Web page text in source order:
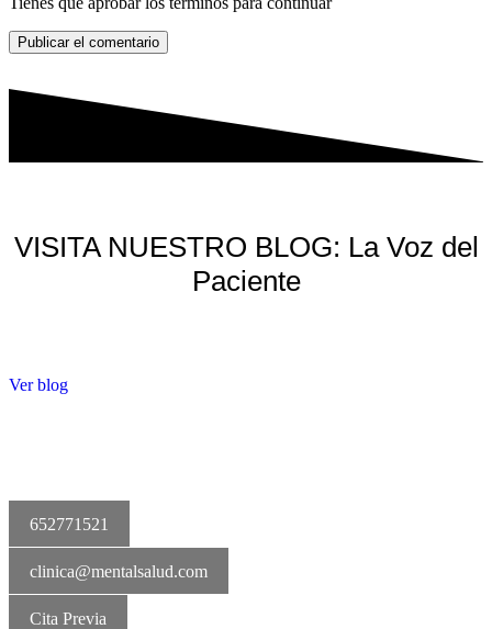
Publicar el comentario
VISITA NUESTRO BLOG: La Voz del
Paciente
Ver blog
652771521
clinica@mentalsalud.com
Cita Previa